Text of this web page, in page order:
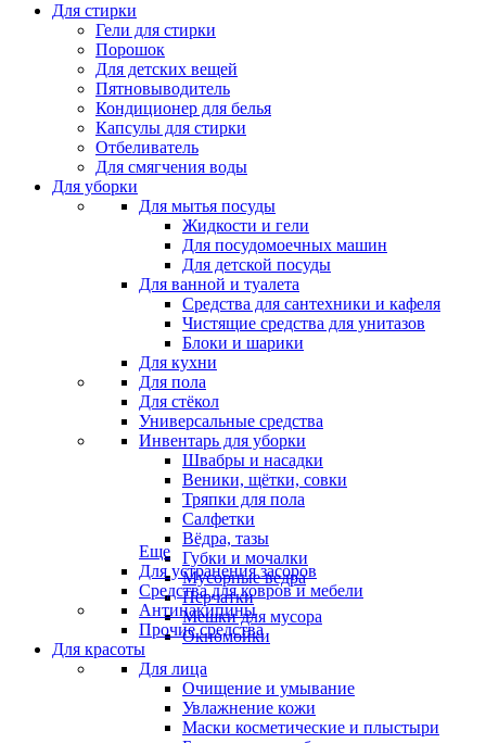
Для стирки
Гели для стирки
Порошок
Для детских вещей
Пятновыводитель
Кондиционер для белья
Капсулы для стирки
Отбеливатель
Для смягчения воды
Для уборки
Для мытья посуды
Жидкости и гели
Для посудомоечных машин
Для детской посуды
Для ванной и туалета
Средства для сантехники и кафеля
Чистящие средства для унитазов
Блоки и шарики
Для кухни
Для пола
Для стёкол
Универсальные средства
Инвентарь для уборки
Швабры и насадки
Веники, щётки, совки
Тряпки для пола
Салфетки
Вёдра, тазы
Губки и мочалки
Мусорные ведра
Перчатки
Мешки для мусора
Окномойки
Еще
Для устранения засоров
Средства для ковров и мебели
Антинакипины
Прочие средства
Для красоты
Для лица
Очищение и умывание
Увлажнение кожи
Маски косметические и плыстыри